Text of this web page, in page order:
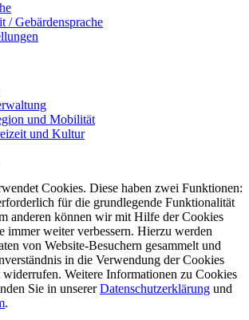
/ Gebärdensprache
und Mobilität
und Kultur
Cookies. Diese haben zwei Funktionen:
für die grundlegende Funktionalität
anderen können wir mit Hilfe der Cookies
immer weiter verbessern. Hierzu werden
von Website-Besuchern gesammelt und
in die Verwendung der Cookies
widerrufen. Weitere Informationen zu Cookies
Sie in unsererDatenschutzerklärung und
.